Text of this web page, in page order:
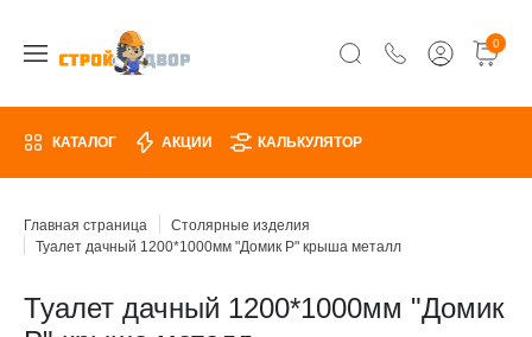
0
КАТАЛОГ АКЦИИ КАЛЬКУЛЯТОР
Главная страница
Столярные изделия
Туалет дачный 1200*1000мм "Домик Р" крыша металл
Туалет дачный 1200*1000мм "Домик